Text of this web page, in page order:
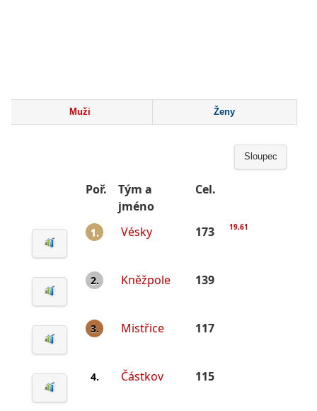
Muži Ženy
Sloupec
Poř.
Tým a
jméno
Cel.
1. Vésky 173 19,61
2. Kněžpole 139
3. Mistřice 117
4. Částkov 115